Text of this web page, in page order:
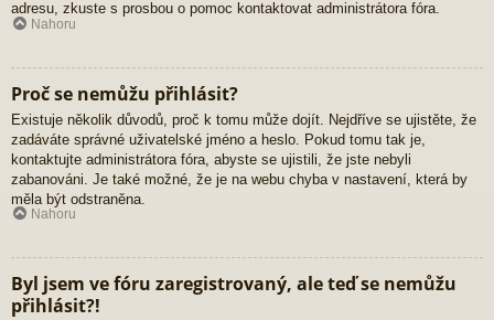
adresu, zkuste s prosbou o pomoc kontaktovat administrátora fóra.
Nahoru
Proč se nemůžu přihlásit?
Existuje několik důvodů, proč k tomu může dojít. Nejdříve se ujistěte, že
zadáváte správné uživatelské jméno a heslo. Pokud tomu tak je,
kontaktujte administrátora fóra, abyste se ujistili, že jste nebyli
zabanováni. Je také možné, že je na webu chyba v nastavení, která by
měla být odstraněna.
Nahoru
Byl jsem ve fóru zaregistrovaný, ale teď se nemůžu
přihlásit?!